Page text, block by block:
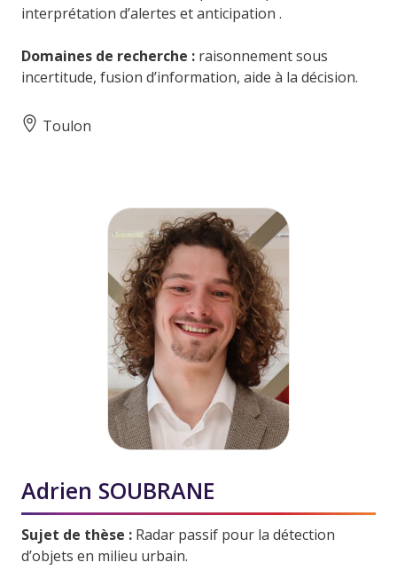
interprétation d’alertes et anticipation .
Domaines de recherche : raisonnement sous
incertitude, fusion d’information, aide à la décision.
Toulon
Adrien SOUBRANE
Sujet de thèse : Radar passif pour la détection
d’objets en milieu urbain.